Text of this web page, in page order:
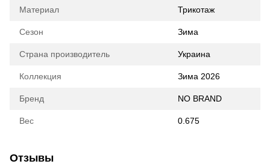
Материал Трикотаж
Сезон Зима
Страна производитель Украина
Коллекция Зима 2026
Бренд NO BRAND
Вес 0.675
Отзывы